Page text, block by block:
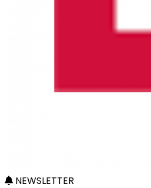
NEWSLETTER